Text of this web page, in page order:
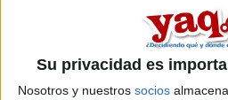
Su privacidad es
Nosotros y nuestros socios